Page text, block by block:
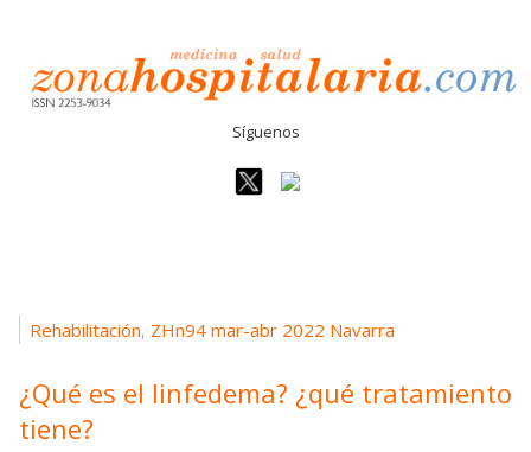
Síguenos
Rehabilitación, ZHn94 mar-abr 2022 Navarra
¿Qué es el linfedema? ¿qué tratamiento
tiene?